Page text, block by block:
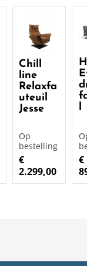
Chill
line
Relaxfa
uteuil
Jesse
Op
bestelling
€
2.299,00
l
€